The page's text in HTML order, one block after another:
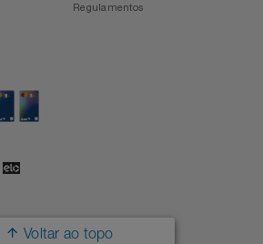
Regulamentos
Voltar ao topo